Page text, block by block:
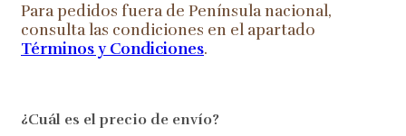
Para pedidos fuera de Península nacional,
consulta las condiciones en el apartado
Términos y Condiciones.
¿Cuál es el precio de envío?